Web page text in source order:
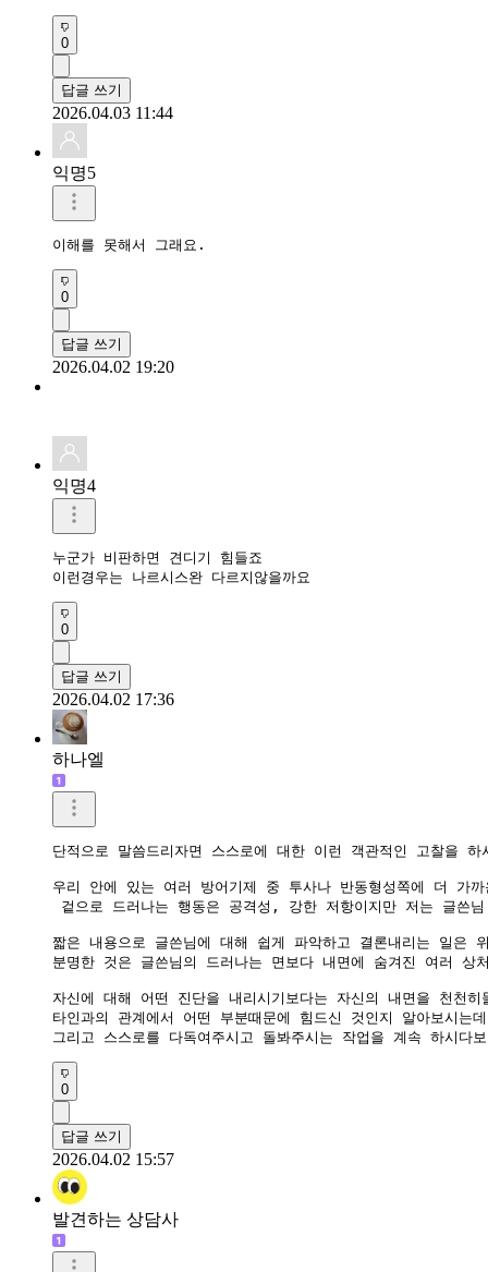
0
답글 쓰기
2026.04.03 11:44
익명5
이해를 못해서 그래요.
0
답글 쓰기
2026.04.02 19:20
익명4
누군가 비판하면 견디기 힘들죠
이런경우는 나르시스완 다르지않을까요
0
답글 쓰기
2026.04.02 17:36
하나엘
단적으로 말씀드리자면 스스로에 대한 이런 객관적인 고찰을
우리 안에 있는 여러 방어기제 중 투사나 반동형성쪽에 더 가
겉으로 드러나는 행동은 공격성, 강한 저항이지만 저는 글쓴
짧은 내용으로 글쓴님에 대해 쉽게 파악하고 결론내리는 일은
분명한 것은 글쓴님의 드러나는 면보다 내면에 숨겨진 여러
자신에 대해 어떤 진단을 내리시기보다는 자신의 내면을 천천
타인과의 관계에서 어떤 부분때문에 힘드신 것인지 알아보시는
그리고 스스로를 다독여주시고 돌봐주시는 작업을 계속 하시
0
답글 쓰기
2026.04.02 15:57
발견하는 상담사